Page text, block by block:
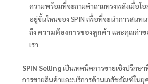
ความพร้อมที่จะถามคำถามทรงพลังเมื่อโอ
อยู่ขั้นไหนของ SPIN เพื่อที่จะนำการสนท
ถึง ความต้องการของลูกค้า และคุณค่า
เรา
SPIN Sellingเป็นเทคนิคการขายเชิงปรึกษา
การขายสินค้าและบริการด้านเภสัชภัณฑ์ในยุ